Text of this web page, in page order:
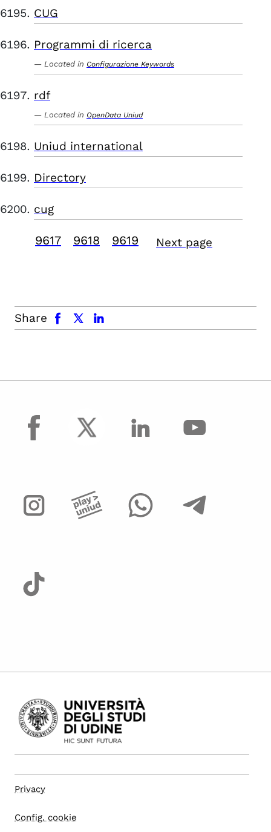
CUG
Programmi di ricerca
Located in Configurazione Keywords
rdf
Located in OpenData Uniud
Uniud international
Directory
cug
9617 9618 9619 Next page
Share
facebook x.com linkedin
facebook
Privacy
Config. cookie